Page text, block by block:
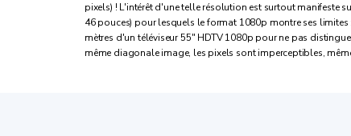
pixels) ! L'intérêt d'une telle résolution est surtout manifeste
46 pouces) pour lesquels le format 1080p montre ses
mètres d'un téléviseur 55" HDTV 1080p pour ne pas
même diagonale image, les pixels sont imperceptibles,